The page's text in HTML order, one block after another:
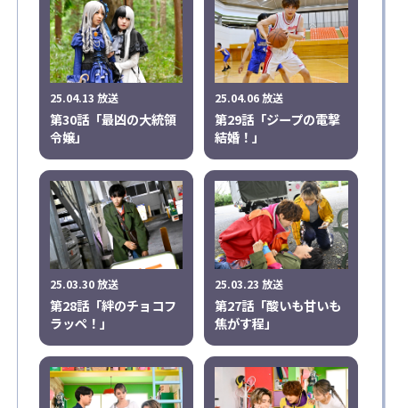
25.04.13 放送
第30話「最凶の大統領
令嬢」
25.04.06 放送
第29話「ジープの電撃
結婚！」
25.03.30 放送
第28話「絆のチョコフ
ラッペ！」
25.03.23 放送
第27話「酸いも甘いも
焦がす程」